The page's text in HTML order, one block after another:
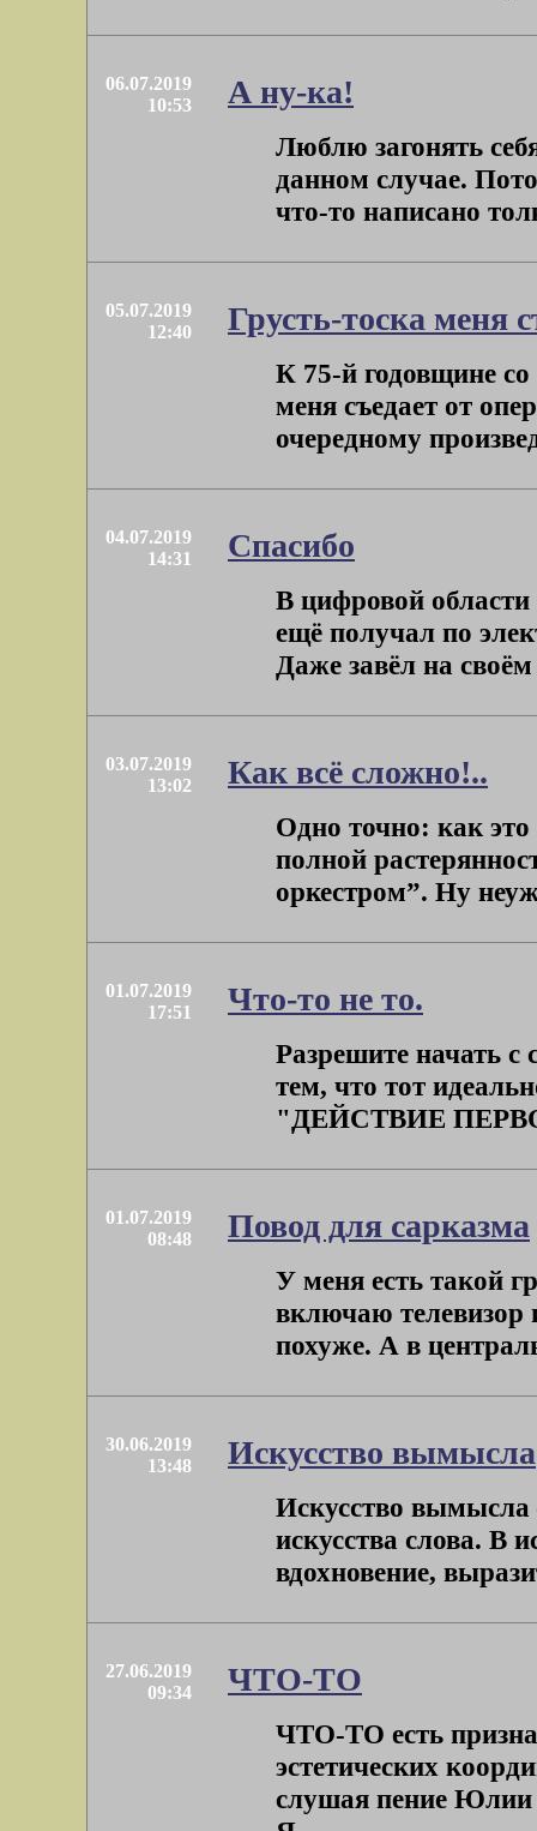
06.07.2019
10:53
А ну-ка!
Люблю загонять
данном случае.
что-то написано
05.07.2019
12:40
Грусть-тоска меня
К 75-й годовщине
меня съедает от
очередному
04.07.2019
14:31
Спасибо
В цифровой области
ещё получал по
Даже завёл на
03.07.2019
13:02
Как всё сложно!..
Одно точно: как
полной
оркестром”. Ну
01.07.2019
17:51
Что-то не то.
Разрешите начать с
тем, что тот
"ДЕЙСТВИЕ
01.07.2019
08:48
Повод для сарказма
У меня есть такой
включаю телевизор
похуже. А в
30.06.2019
13:48
Искусство вымысла
Искусство вымысла
искусства слова. В
вдохновение,
27.06.2019
09:34
ЧТО-ТО
ЧТО-ТО есть
эстетических
слушая пение